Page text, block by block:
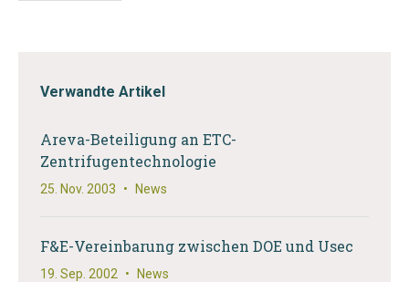
Verwandte Artikel
Areva-Beteiligung an ETC-
Zentrifugentechnologie
25. Nov. 2003 • News
F&E-Vereinbarung zwischen DOE und Usec
19. Sep. 2002 • News